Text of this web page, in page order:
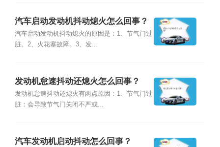
汽车启动发动机抖动熄火怎么回事？
汽车启动发动机抖动熄火的原因是：1、节气门过
脏。2、火花塞故障。3、发...
发动机怠速抖动还熄火怎么回事？
发动机怠速抖动还熄火有两点原因：1、节气门过
脏：会导致节气门关闭不严或...
汽车发动机启动抖动怎么回事？